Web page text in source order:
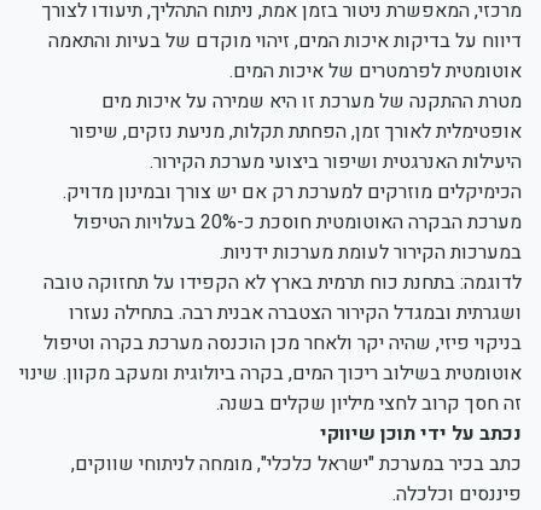
מרכזי, המאפשרת ניטור בזמן אמת, ניתוח התהליך, תיעודו לצורך
דיווח על בדיקות איכות המים, זיהוי מוקדם של בעיות והתאמה
אוטומטית לפרמטרים של איכות המים.
מטרת ההתקנה של מערכת זו היא שמירה על איכות מים
אופטימלית לאורך זמן, הפחתת תקלות, מניעת נזקים, שיפור
היעילות האנרגטית ושיפור ביצועי מערכת הקירור.
הכימיקלים מוזרקים למערכת רק אם יש צורך ובמינון מדויק.
מערכת הבקרה האוטומטית חוסכת כ-20% בעלויות הטיפול
במערכות הקירור לעומת מערכות ידניות.
לדוגמה: בתחנת כוח תרמית בארץ לא הקפידו על תחזוקה טובה
ושגרתית ובמגדל הקירור הצטברה אבנית רבה. בתחילה נעזרו
בניקוי פיזי, שהיה יקר ולאחר מכן הוכנסה מערכת בקרה וטיפול
אוטומטית בשילוב ריכוך המים, בקרה ביולוגית ומעקב מקוון. שינוי
זה חסך קרוב לחצי מיליון שקלים בשנה.
נכתב על ידי תוכן שיווקי
כתב בכיר במערכת "ישראל כלכלי", מומחה לניתוחי שווקים,
פיננסים וכלכלה.